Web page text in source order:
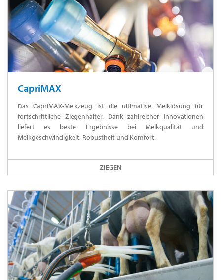
CapriMAX
Das CapriMAX-Melkzeug ist die ultimative Melklösung für
fortschrittliche Ziegenhalter. Dank zahlreicher Innovationen
liefert es beste Ergebnisse bei Melkqualität und
Melkgeschwindigkeit, Robustheit und Komfort.
ZIEGEN